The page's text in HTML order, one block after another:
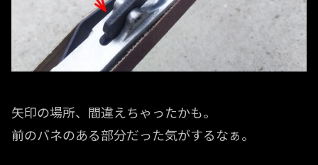
矢印の場所、間違えちゃったかも。
前のバネのある部分だった気がするなぁ。